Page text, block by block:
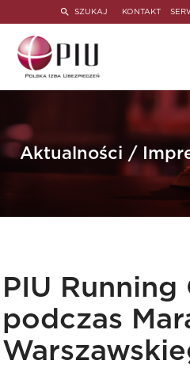
SZUKAJ KONTAKT
Aktualności /
PIU
podczas